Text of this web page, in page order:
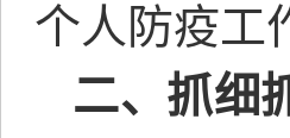
个人防疫工
二、抓细